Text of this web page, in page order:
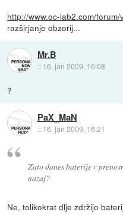
http://www.oc-lab2.com/forum/
razširjanje obzorij...
Mr.B
:: 16. jan 2009, 16:08
?
PaX_MaN
:: 16. jan 2009, 16:21
Zato danes baterije v
nazaj?
Ne, tolikokrat dlje zdržijo